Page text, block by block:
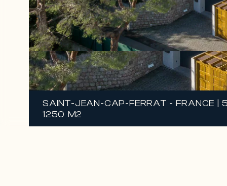
SAINT-JEAN-CAP-FERRAT - FRANCE |
1250 M2